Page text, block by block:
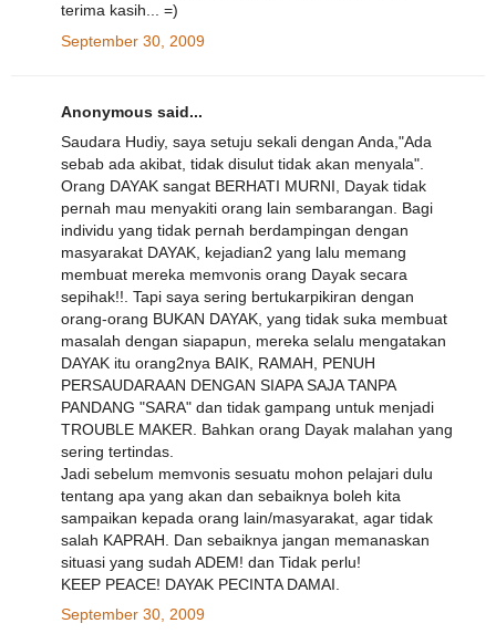
terima kasih... =)
September 30, 2009
Anonymous said...
Saudara Hudiy, saya setuju sekali dengan Anda,"Ada
sebab ada akibat, tidak disulut tidak akan menyala".
Orang DAYAK sangat BERHATI MURNI, Dayak tidak
pernah mau menyakiti orang lain sembarangan. Bagi
individu yang tidak pernah berdampingan dengan
masyarakat DAYAK, kejadian2 yang lalu memang
membuat mereka memvonis orang Dayak secara
sepihak!!. Tapi saya sering bertukarpikiran dengan
orang-orang BUKAN DAYAK, yang tidak suka membuat
masalah dengan siapapun, mereka selalu mengatakan
DAYAK itu orang2nya BAIK, RAMAH, PENUH
PERSAUDARAAN DENGAN SIAPA SAJA TANPA
PANDANG "SARA" dan tidak gampang untuk menjadi
TROUBLE MAKER. Bahkan orang Dayak malahan yang
sering tertindas.
Jadi sebelum memvonis sesuatu mohon pelajari dulu
tentang apa yang akan dan sebaiknya boleh kita
sampaikan kepada orang lain/masyarakat, agar tidak
salah KAPRAH. Dan sebaiknya jangan memanaskan
situasi yang sudah ADEM! dan Tidak perlu!
KEEP PEACE! DAYAK PECINTA DAMAI.
September 30, 2009